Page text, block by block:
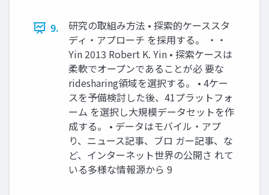
9.
研究の取組み方法 • 探索的ケーススタ
ディ・アプローチ を採用する。 ・・
Yin 2013 Robert K. Yin • 探索ケースは
柔軟でオープンであることが必 要な
ridesharing領域を選択する。 • 4ケー
スを予備検討した後、41プラットフォ
ーム を選択し大規模データセットを作
成する。 • データはモバイル・アプ
り、ニュース記事、ブロ ガー記事、な
ど、インターネット世界の公開さ れて
いる多様な情報源から 9